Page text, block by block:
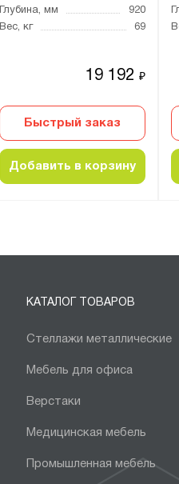
Глубина, мм
920
Вес, кг
69
19 192 ₽
Быстрый заказ
Добавить в корзину
КАТАЛОГ ТОВАРОВ
Стеллажи металлические
Мебель для офиса
Верстаки
Медицинская мебель
Промышленная мебель